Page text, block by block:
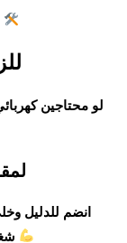
لو محتاجين
انضم للدليل